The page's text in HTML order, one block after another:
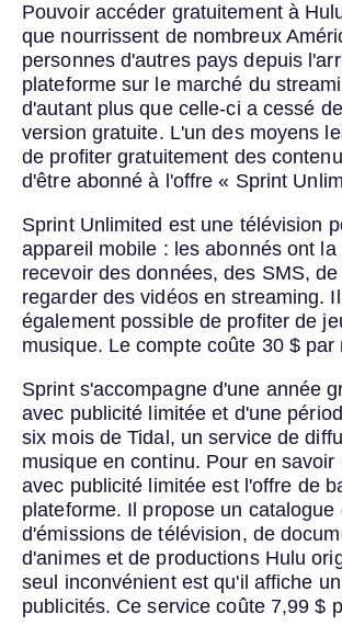
Pouvoir accéder gratuitement à
que nourrissent de nombreux
personnes d'autres pays depuis
plateforme sur le marché du
d'autant plus que celle-ci a cessé
version gratuite. L'un des moyens
de profiter gratuitement des
d'être abonné à l'offre « Sprint
Sprint Unlimited est une télévision
appareil mobile : les abonnés ont
recevoir des données, des SMS,
regarder des vidéos en streaming.
également possible de profiter de
musique. Le compte coûte 30 $ par
Sprint s'accompagne d'une année
avec publicité limitée et d'une
six mois de Tidal, un service de
musique en continu. Pour en savoir
avec publicité limitée est l'offre de
plateforme. Il propose un catalogue
d'émissions de télévision, de
d'animes et de productions Hulu
seul inconvénient est qu'il affiche
publicités. Ce service coûte 7,99 $